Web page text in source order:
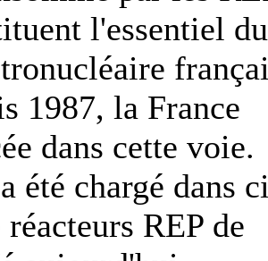
l'essentiel du
la France
dans cette voie.
été chargé dans
réacteurs REP de